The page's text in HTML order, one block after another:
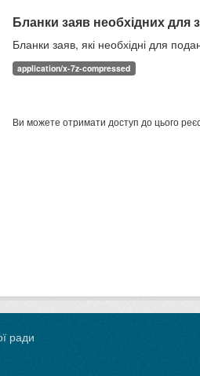
Бланки заяв необхідних для
Бланки заяв, які необхідні для
application/x-7z-compressed
Ви можете отримати доступ до цього
ради